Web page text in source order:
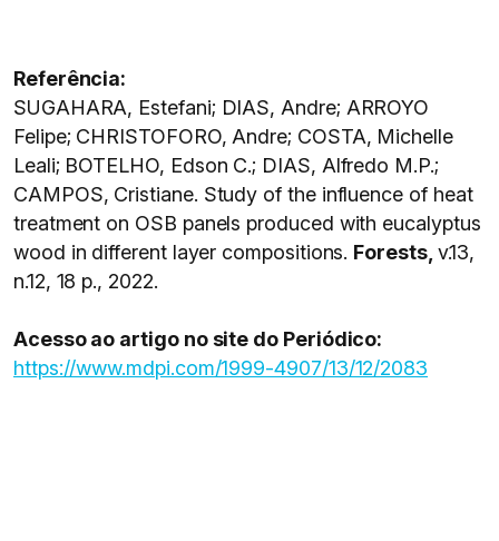
Referência:
SUGAHARA, Estefani; DIAS, Andre; ARROYO
Felipe; CHRISTOFORO, Andre; COSTA, Michelle
Leali; BOTELHO, Edson C.; DIAS, Alfredo M.P.;
CAMPOS, Cristiane. Study of the influence of heat
treatment on OSB panels produced with eucalyptus
wood in different layer compositions. Forests, v.13,
n.12, 18 p., 2022.
Acesso ao artigo no site do Periódico:
https://www.mdpi.com/1999-4907/13/12/2083